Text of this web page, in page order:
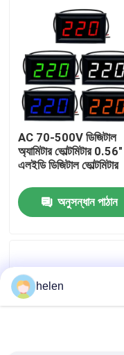
আমাদের সম্পর্কে
কারখানা পরিদর্শন
আমাদের সাথে যোগাযোগ
খবর
এম্প্লিফায়ার বোর্ড মডিউল
AC 70-500V ডিজিটাল
অ্যামিটার ভোল্টমিটার 0.56"
এলইডি ডিজিটাল ভোল্টমিটার
অনুসন্ধান পাঠান
helen